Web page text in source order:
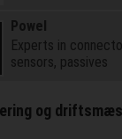
Powel
Experts in
sensors, passives
og